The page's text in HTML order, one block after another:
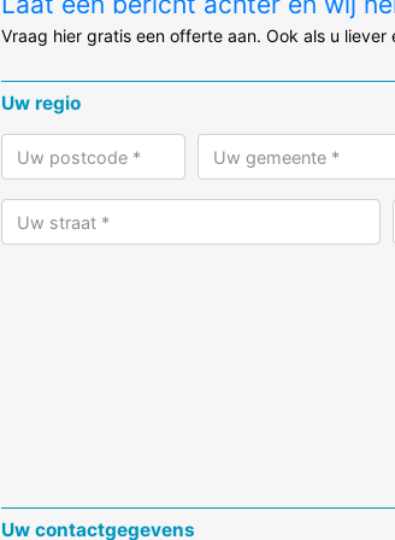
Vraag hier gratis een offerte aan. Ook als u
Uw regio
Uw contactgegevens